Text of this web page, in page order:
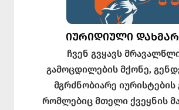
ᲘᲣᲠᲘᲓᲘᲣᲚᲘ
ჩვენ გვყავს
გამოცდილების მქონე,
მგრძნობიარე იურისტების
რომლებიც მთელი ქვეყნის